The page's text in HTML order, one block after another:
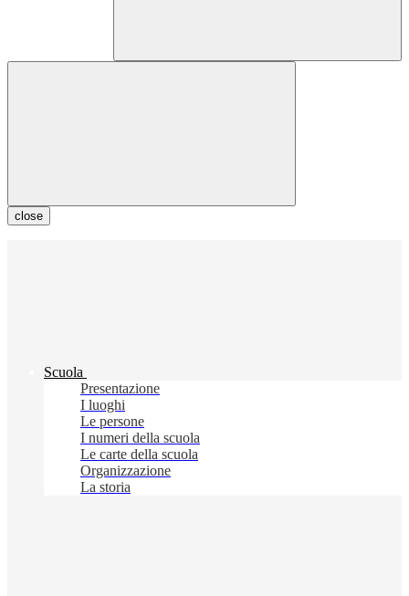
close
Scuola
Presentazione
I luoghi
Le persone
I numeri della scuola
Le carte della scuola
Organizzazione
La storia